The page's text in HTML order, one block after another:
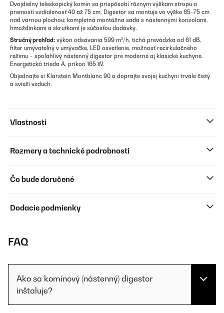
Dvojdielny teleskopický komín sa prispôsobí rôznym výškam stropu a
premostí vzdialenosť 40 až 75 cm. Digestor sa montuje vo výške 65–75 cm
nad varnou plochou; kompletná montážna sada s nástennými konzolami,
hmoždinkami a skrutkami je súčasťou dodávky.
Stručný prehľad: výkon odsávania 599 m³/h, tichá prevádzka od 61 dB,
filter umývateľný v umývačke, LED osvetlenie, možnosť recirkulačného
režimu – spoľahlivý nástenný digestor pre moderné aj klasické kuchyne.
Energetická trieda A, príkon 165 W.
Objednajte si Klarstein Montblanc 90 a doprajte svojej kuchyni trvale čistý
a svieži vzduch.
Vlastnosti
Rozmery a technické podrobnosti
Čo bude doručené
Dodacie podmienky
FAQ
Ako sa komínový (nástenný) digestor
inštaluje?